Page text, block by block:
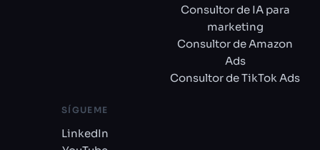
Consultor de IA para
marketing
Consultor de Amazon
Ads
Consultor de TikTok Ads
SÍGUEME
LinkedIn